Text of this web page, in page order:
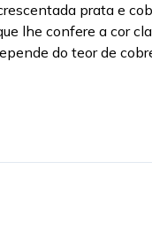
prata e
lhe confere a cor
do teor de